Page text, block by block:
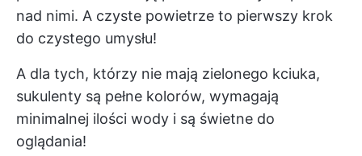
nad nimi. A czyste powietrze to pierwszy krok
do czystego umysłu!
A dla tych, którzy nie mają zielonego kciuka,
sukulenty są pełne kolorów, wymagają
minimalnej ilości wody i są świetne do
oglądania!